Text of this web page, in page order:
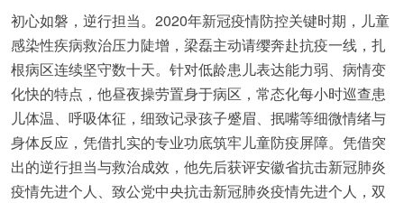
初心如磐，逆行担当。2020年新冠疫情防控关键时期，儿童
感染性疾病救治压力陡增，梁磊主动请缨奔赴抗疫一线，扎
根病区连续坚守数十天。针对低龄患儿表达能力弱、病情变
化快的特点，他昼夜操劳置身于病区，常态化每小时巡查患
儿体温、呼吸体征，细致记录孩子蹙眉、抿嘴等细微情绪与
身体反应，凭借扎实的专业功底筑牢儿童防疫屏障。凭借突
出的逆行担当与救治成效，他先后获评安徽省抗击新冠肺炎
疫情先进个人、致公党中央抗击新冠肺炎疫情先进个人，双